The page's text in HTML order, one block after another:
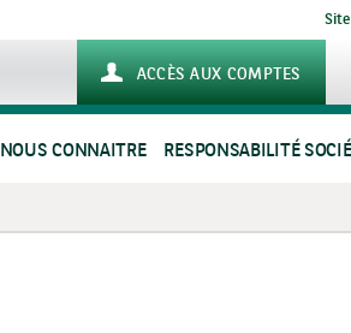
ACCÈS AUX COMPTES
NOUS CONNAITRE RESPONSABILITÉ